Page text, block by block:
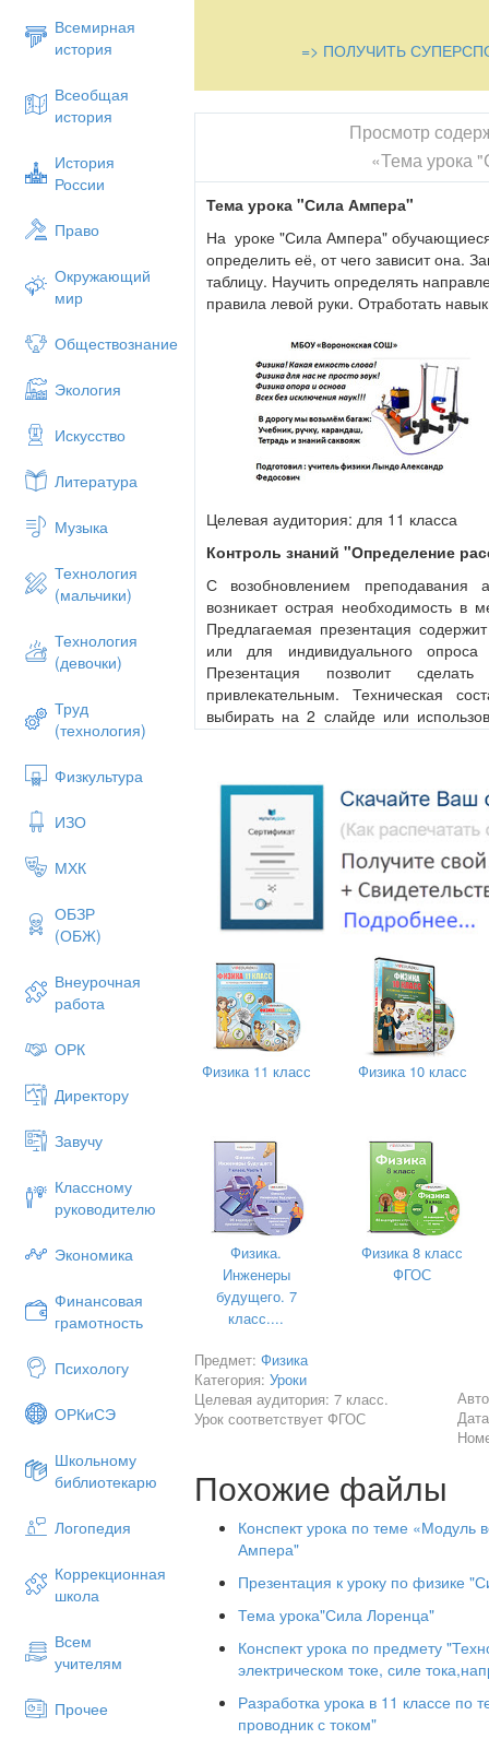
Всемирная
история
Всеобщая
история
История
России
Право
Окружающий
мир
Обществознание
Экология
Искусство
Литература
Музыка
Технология
(мальчики)
Технология
(девочки)
Труд
(технология)
Физкультура
ИЗО
МХК
ОБЗР
(ОБЖ)
Внеурочная
работа
ОРК
Директору
Завучу
Классному
руководителю
Экономика
Финансовая
грамотность
Психологу
ОРКиСЭ
Школьному
библиотекарю
Логопедия
Коррекционная
школа
Всем
учителям
Прочее
=> ПОЛУЧИТЬ
Просмотр
«Тема урока
Тема урока "Сила Ампера"
На уроке "Сила Ампера" обучающиеся
определить её, от чего зависит она.
таблицу. Научить определять
правила левой руки. Отработать
Целевая аудитория: для 11 класса
Контроль знаний "Определение
С возобновлением преподавания
возникает острая необходимость в
Предлагаемая презентация
или для индивидуального
Презентация позволит
привлекательным. Техническая
выбирать на 2 слайде или
помощью управляющей кнопки.
Целевая аудитория: для 11 класса
Физика 11 класс Физика 10 класс
Физика.
Инженеры
будущего. 7
класс....
Физика 8 класс
ФГОС
Предмет:Физика
Категория:Уроки
Целевая аудитория: 7 класс.
Урок соответствует ФГОС
Похожие файлы
Конспект урока по теме «Модуль
Ампера"
Презентация к уроку по физике
Тема урока"Сила Лоренца"
Конспект урока по предмету
электрическом токе, силе
Разработка урока в 11 классе по
проводник с током"